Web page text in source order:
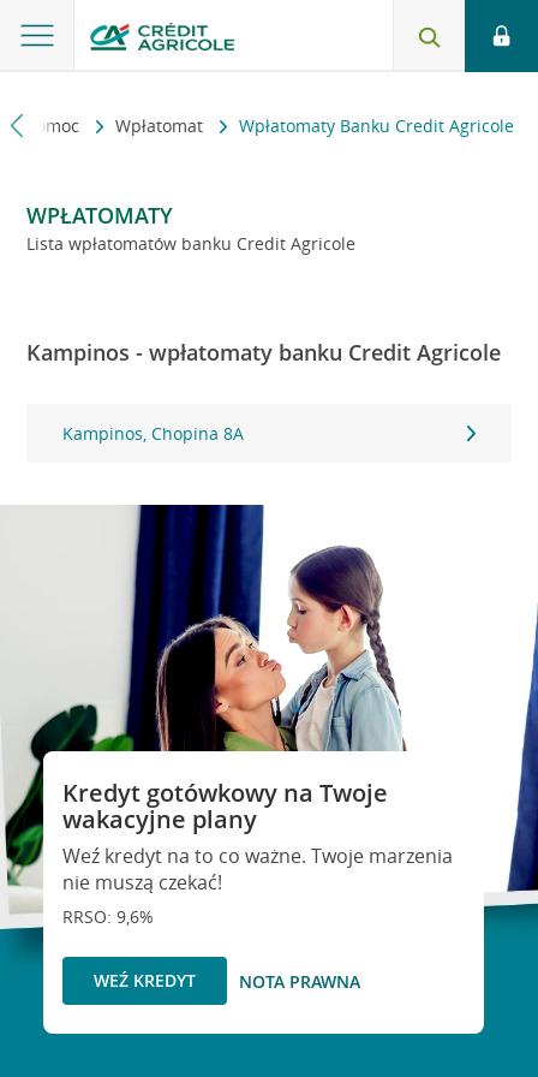
i pomoc Wpłatomat Wpłatomaty Banku Credit Agricole
WPŁATOMATY
Lista wpłatomatów banku Credit Agricole
Kampinos - wpłatomaty banku Credit Agricole
Kampinos, Chopina 8A
Kredyt gotówkowy na Twoje
wakacyjne plany
Weź kredyt na to co ważne. Twoje marzenia
nie muszą czekać!
RRSO: 9,6%
WEŹ KREDYT NOTA PRAWNA